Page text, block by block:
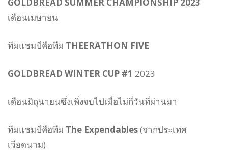
เดือนเมษายน
ทีมแชมป์คือทีม THEERATHON FIVE
GOLDBREAD WINTER CUP #1 2023
เดือนมิถุนายนซึ่งเพิ่งจบไปเมื่อไม่กี่วันที่ผ่านมา
ทีมแชมป์คือทีม The Expendables(จากประเทศ
เวียดนาม)